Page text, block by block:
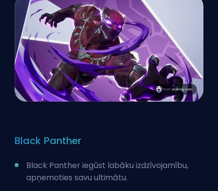
Black Panther
Black Panther iegūst labāku izdzīvojamību,
apņemoties savu ultimātu.